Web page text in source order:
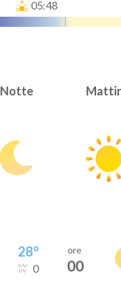
05:48
Notte
28°
0
ore
00